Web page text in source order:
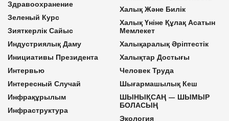
Здравоохранение
Зеленый Курс
Зияткерлік Сайыс
Индустриялық Даму
Инициативы Президента
Интервью
Интересный Случай
Инфрақұрылым
Инфраструктура
Халық Және Билік
Халық Үніне Құлақ Асатын
Мемлекет
Халықаралық Әріптестік
Халықтар Достығы
Человек Труда
Шығармашылық Кеш
ШЫНЫҚСАҢ — ШЫМЫР
БОЛАСЫҢ
Экология